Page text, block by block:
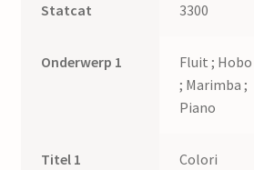
Statcat 3300
Onderwerp 1
Fluit ; Hobo
; Marimba ;
Piano
Titel 1 Colori